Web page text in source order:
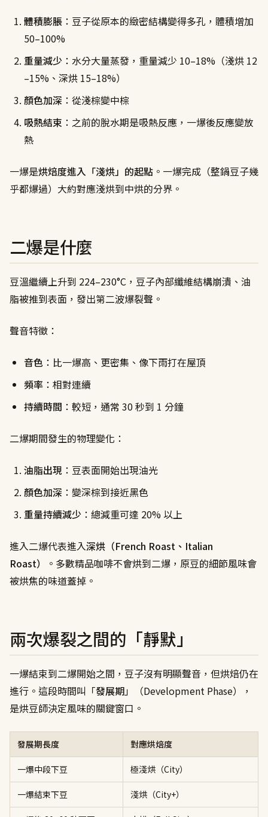
體積膨脹 ：豆子從原本的緻密結構變得多孔，體積增加
50–100%
重量減少 ：水分大量蒸發，重量減少 10–18%（淺烘 12
–15%、深烘 15–18%）
顏色加深 ：從淺棕變中棕
吸熱結束 ：之前的脫水期是吸熱反應，一爆後反應變放
熱
一爆是烘焙度進入「淺烘」的起點 。一爆完成（整鍋豆子幾
乎都爆過）大約對應淺烘到中烘的分界。
二爆是什麼
豆溫繼續上升到 224–230°C，豆子內部纖維結構崩潰、油
脂被推到表面，發出第二波爆裂聲。
聲音特徵：
音色 ：比一爆高、更密集、像下雨打在屋頂
頻率 ：相對連續
持續時間 ：較短，通常 30 秒到 1 分鐘
二爆期間發生的物理變化：
油脂出現 ：豆表面開始出現油光
顏色加深 ：變深棕到接近黑色
重量持續減少 ：總減重可達 20% 以上
進入二爆代表進入深烘（French Roast、Italian
Roast）
。多數精品咖啡不會烘到二爆，原豆的細節風味會
被烘焦的味道蓋掉。
兩次爆裂之間的「靜默」
一爆結束到二爆開始之間，豆子沒有明顯聲音，但烘焙仍在
進行。這段時間叫「發展期」（Development Phase），
是烘豆師決定風味的關鍵窗口。
發展期長度 對應烘焙度
一爆中段下豆 極淺烘（City）
一爆結束下豆 淺烘（City+）